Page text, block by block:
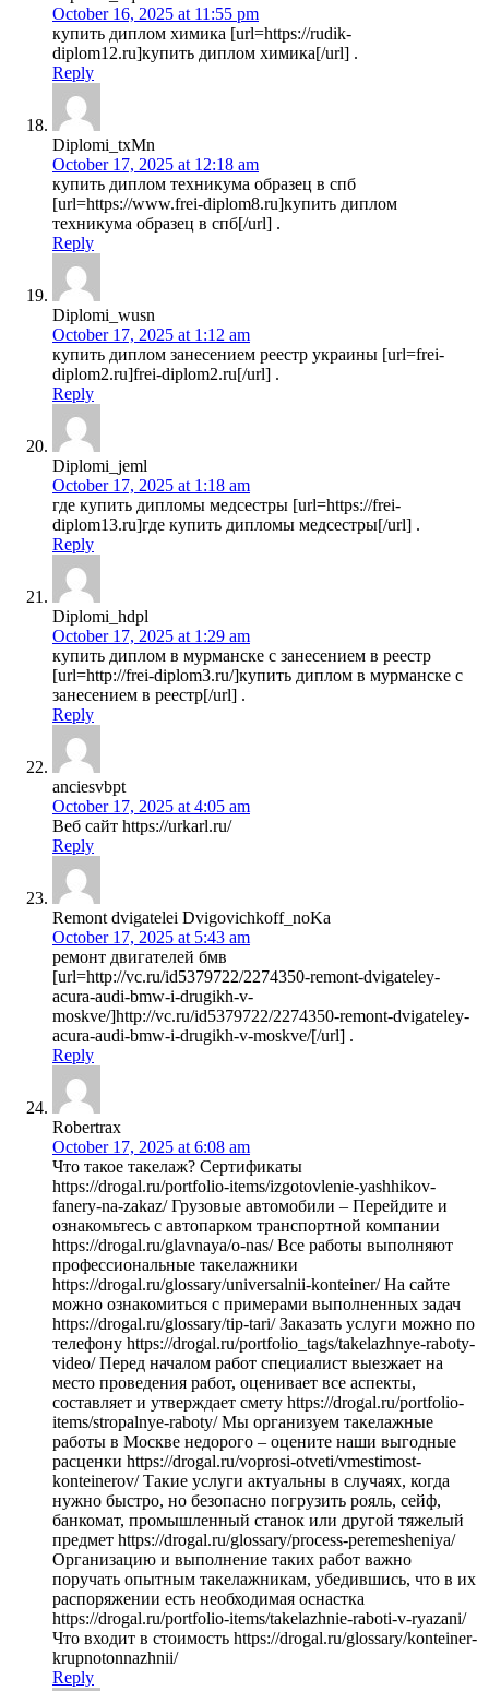
October 16, 2025 at 11:55 pm
купить диплом химика [url=https://rudik-
diplom12.ru]купить диплом химика[/url] .
Reply
Diplomi_txMn
October 17, 2025 at 12:18 am
купить диплом техникума образец в спб
[url=https://www.frei-diplom8.ru]купить диплом
техникума образец в спб[/url] .
Reply
Diplomi_wusn
October 17, 2025 at 1:12 am
купить диплом занесением реестр украины [url=frei-
diplom2.ru]frei-diplom2.ru[/url] .
Reply
Diplomi_jeml
October 17, 2025 at 1:18 am
где купить дипломы медсестры [url=https://frei-
diplom13.ru]где купить дипломы медсестры[/url] .
Reply
Diplomi_hdpl
October 17, 2025 at 1:29 am
купить диплом в мурманске с занесением в реестр
[url=http://frei-diplom3.ru/]купить диплом в мурманске с
занесением в реестр[/url] .
Reply
anciesvbpt
October 17, 2025 at 4:05 am
Веб сайт https://urkarl.ru/
Reply
Remont dvigatelei Dvigovichkoff_noKa
October 17, 2025 at 5:43 am
ремонт двигателей бмв
[url=http://vc.ru/id5379722/2274350-remont-dvigateley-
acura-audi-bmw-i-drugikh-v-
moskve/]http://vc.ru/id5379722/2274350-remont-dvigateley-
acura-audi-bmw-i-drugikh-v-moskve/[/url] .
Reply
Robertrax
October 17, 2025 at 6:08 am
Что такое такелаж? Сертификаты
https://drogal.ru/portfolio-items/izgotovlenie-yashhikov-
fanery-na-zakaz/ Грузовые автомобили – Перейдите и
ознакомьтесь с автопарком транспортной компании
https://drogal.ru/glavnaya/o-nas/ Все работы выполняют
профессиональные такелажники
https://drogal.ru/glossary/universalnii-konteiner/ На сайте
можно ознакомиться с примерами выполненных задач
https://drogal.ru/glossary/tip-tari/ Заказать услуги можно по
телефону https://drogal.ru/portfolio_tags/takelazhnye-raboty-
video/ Перед началом работ специалист выезжает на
место проведения работ, оценивает все аспекты,
составляет и утверждает смету https://drogal.ru/portfolio-
items/stropalnye-raboty/ Мы организуем такелажные
работы в Москве недорого – оцените наши выгодные
расценки https://drogal.ru/voprosi-otveti/vmestimost-
konteinerov/ Такие услуги актуальны в случаях, когда
нужно быстро, но безопасно погрузить рояль, сейф,
банкомат, промышленный станок или другой тяжелый
предмет https://drogal.ru/glossary/process-peremesheniya/
Организацию и выполнение таких работ важно
поручать опытным такелажникам, убедившись, что в их
распоряжении есть необходимая оснастка
https://drogal.ru/portfolio-items/takelazhnie-raboti-v-ryazani/
Что входит в стоимость https://drogal.ru/glossary/konteiner-
krupnotonnazhnii/
Reply